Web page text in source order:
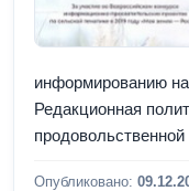
информированию
Редакционная
Опубликовано: